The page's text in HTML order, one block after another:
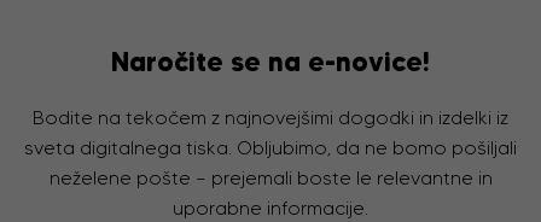
Naročite se na e-novice!
Bodite na tekočem z najnovejšimi dogodki in izdelki iz
sveta digitalnega tiska. Obljubimo, da ne bomo pošiljali
neželene pošte – prejemali boste le relevantne in
uporabne informacije.